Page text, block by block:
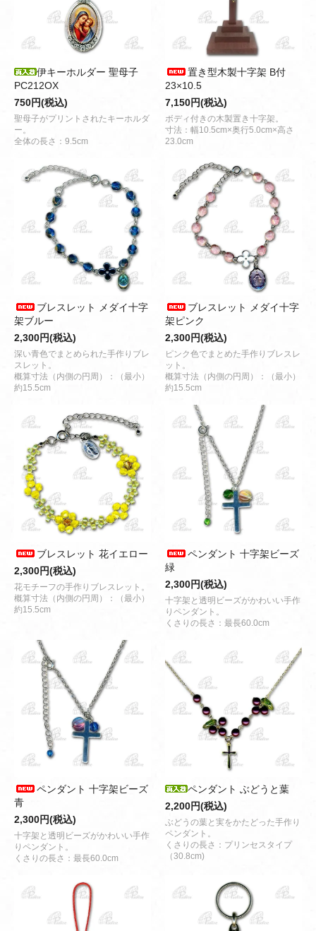
伊キーホルダー 聖母子
PC212OX
750円(税込)
聖母子がプリントされたキーホルダ
ー。
全体の長さ：9.5cm
置き型木製十字架 B付
23×10.5
7,150円(税込)
ボディ付きの木製置き十字架。
寸法：幅10.5cm×奥行5.0cm×高さ
23.0cm
ブレスレット メダイ十字
架ブルー
2,300円(税込)
深い青色でまとめられた手作りブレ
スレット。
概算寸法（内側の円周）：（最小）
約15.5cm
ブレスレット メダイ十字
架ピンク
2,300円(税込)
ピンク色でまとめた手作りブレスレ
ット。
概算寸法（内側の円周）：（最小）
約15.5cm
ブレスレット 花イエロー
2,300円(税込)
花モチーフの手作りブレスレット。
概算寸法（内側の円周）：（最小）
約15.5cm
ペンダント 十字架ビーズ
緑
2,300円(税込)
十字架と透明ビーズがかわいい手作
りペンダント。
くさりの長さ：最長60.0cm
ペンダント 十字架ビーズ
青
2,300円(税込)
十字架と透明ビーズがかわいい手作
りペンダント。
くさりの長さ：最長60.0cm
ペンダント ぶどうと葉
2,200円(税込)
ぶどうの葉と実をかたどった手作り
ペンダント。
くさりの長さ：プリンセスタイプ
（30.8cm)